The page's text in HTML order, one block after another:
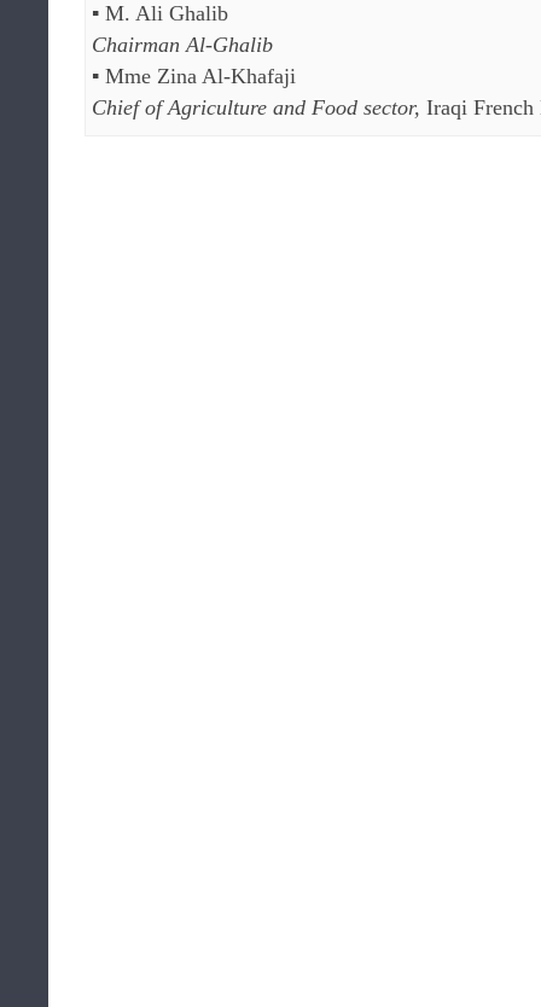
▪ M. Ali Ghalib
Chairman Al-Ghalib
▪ Mme Zina Al-Khafaji
Chief of Agriculture and Food sector, Iraqi French